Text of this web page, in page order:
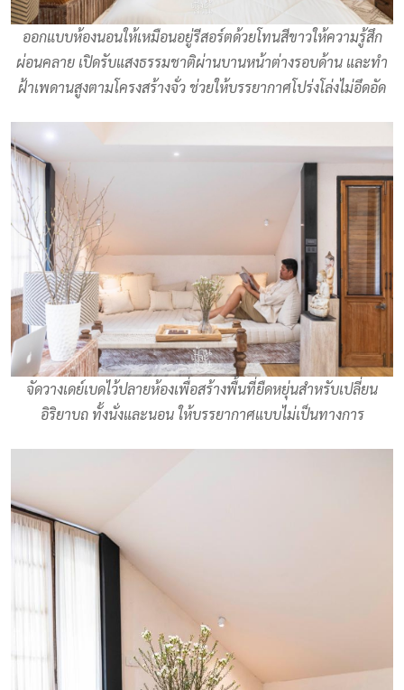
ออกแบบห้องนอนให้เหมือนอยู่รีสอร์ตด้วยโทนสีขาวให้ความรู้สึก
ผ่อนคลาย เปิดรับแสงธรรมชาติผ่านบานหน้าต่างรอบด้าน และทำ
ฝ้าเพดานสูงตามโครงสร้างจั่ว ช่วยให้บรรยากาศโปร่งโล่งไม่อึดอัด
จัดวางเดย์เบดไว้ปลายห้องเพื่อสร้างพื้นที่ยืดหยุ่นสำหรับเปลี่ยน
อิริยาบถ ทั้งนั่งและนอน ให้บรรยากาศแบบไม่เป็นทางการ